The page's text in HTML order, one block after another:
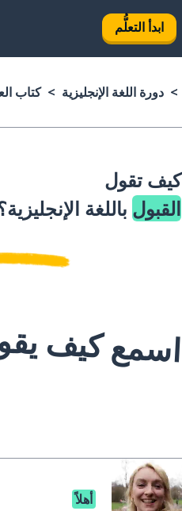
ابدأ التعلُّم
دورة اللغة الإنجليزية كتاب
كيف تقول
القبول باللغة
اسمع كيف
أهلاً